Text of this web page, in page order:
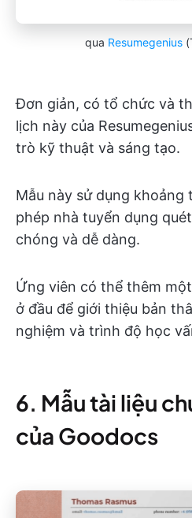
qua Resumegenius
Đơn giản, có tổ chức và
lịch này của
trò kỹ thuật và sáng tạo.
Mẫu này sử dụng khoảng
phép nhà tuyển dụng
chóng và dễ dàng.
Ứng viên có thể thêm
ở đầu để giới thiệu bản
nghiệm và trình độ học
6. Mẫu tài liệu
của Goodocs